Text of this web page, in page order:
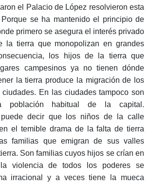
el Palacio de López resolvieron esta
se ha mantenido el principio de
primero se asegura el interés privado
la tierra que monopolizan en grandes
los hijos de la tierra que
campesinos ya no tienen dónde
la tierra produce la migración de los
En las ciudades tampoco son
población habitual de la capital.
puede decir que los niños de la calle
el temible drama de la falta de tierra
familias que emigran de sus valles
Son familias cuyos hijos se crían en
violencia de todos los poderes se
irracional y a veces tiene la mueca